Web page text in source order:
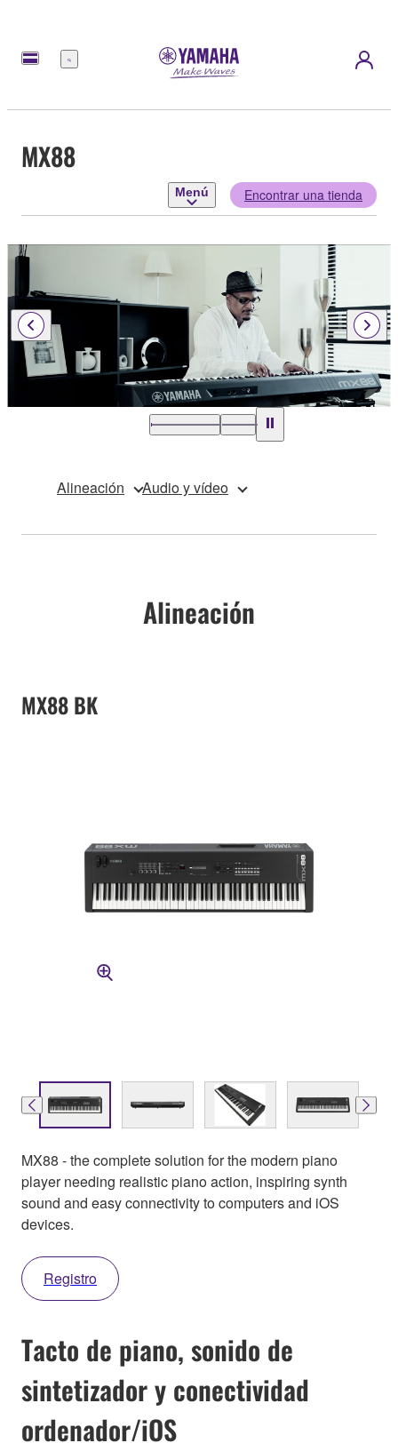
Menú
MX88
Menú Encontrar una tienda
Alineación Audio y vídeo
Alineación
MX88 BK
MX88 - the complete solution for the modern piano
player needing realistic piano action, inspiring synth
sound and easy connectivity to computers and iOS
devices.
Registro
Tacto de piano, sonido de
sintetizador y conectividad
ordenador/iOS